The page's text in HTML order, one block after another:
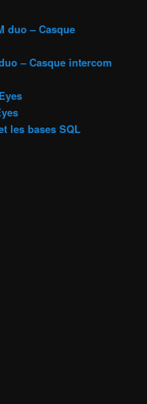
duo – Casque
– Casque intercom
les bases SQL